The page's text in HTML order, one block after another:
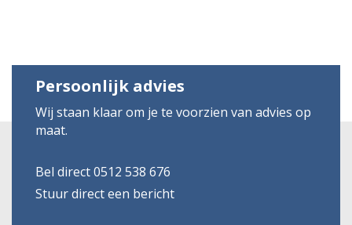
Persoonlijk advies
Wij staan klaar om je te voorzien van advies op
maat.
Bel direct 0512 538 676
Stuur direct een bericht